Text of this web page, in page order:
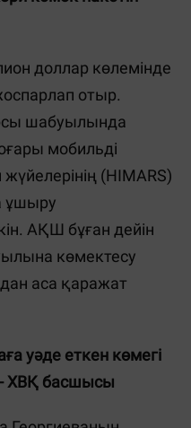
доллар көлемінде
отыр.
шабуылында
мобильді
(HIMARS)
ұшыру
АҚШ бұған дейін
көмектесу
аса қаражат
уәде еткен көмегі
- ХВҚ басшысы